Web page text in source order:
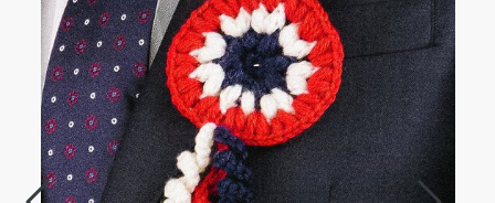
Gavekort
Outlet